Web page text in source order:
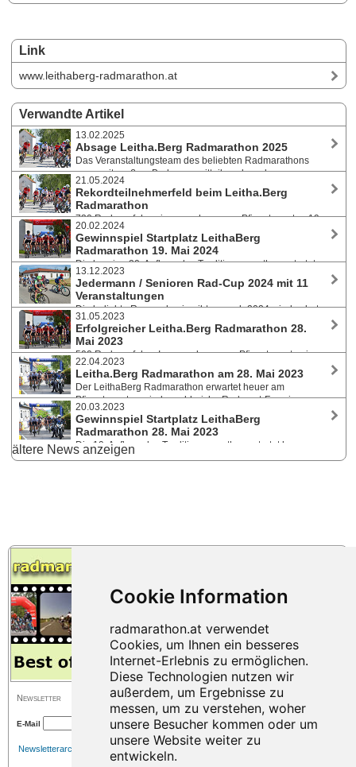
Link
www.leithaberg-radmarathon.at
Verwandte Artikel
13.02.2025
Absage Leitha.Berg Radmarathon 2025
Das Veranstaltungsteam des beliebten Radmarathons
muss mit großem Bedauern mitteilen, dass der
LEITHA.BERG-Radmarathon am 8. Juni 2025 in Breitenbrunn aufgrund
einer vor kurzem diagnostizierten schweren Erkrankung in der Familie
nicht stattfinden kann.
21.05.2024
Rekordteilnehmerfeld beim Leitha.Berg
Radmarathon
730 Radrennfahrer:innen nahmen am Pfingstsonntag 19.
Mai 2024 in Breitenbrunn am Neusiedlersee an der 20.
Jubiläumsauflage der Rundfahrt über das Leithagebirge teil. Prächtige
Wetterbedingungen und schnelle Rennen.
20.02.2024
Gewinnspiel Startplatz LeithaBerg
Radmarathon 19. Mai 2024
Die heurige 20. Auflage des Traditionsmarathons startet
wieder am Pfingstsonntag in Breitenbrunn am Neusiedlersee. Zwei
Bewerbe - Radchallenge - Einzel und Team-Wertung. Wir verlosen zwei
Startplätze für eine Gratis-Teilnahme!
13.12.2023
Jedermann / Senioren Rad-Cup 2024 mit 11
Veranstaltungen
Die beliebte Rennradserie gibt es auch 2024 wieder, hat
einen neuen Namen und bietet elf Rennen in sechs Bundesländern.
Der Auftakt zum Cup für Radbegeisterte ab 40 findet beim Leithaberg
Radmarathon am 19. Mai 2024 in Breitenbrunn am Neusiedlersee statt.
31.05.2023
Erfolgreicher Leitha.Berg Radmarathon 28.
Mai 2023
500 RadrennfahrerInnen nahmen am Pfingstsonntag in
Breitenbrunn am Neusiedlersee an der Rundfahrt über das
Leithagebirge teil. Prächtige Wetterbedingungen, schnelle Rennen und
knappe Sprintentscheidungen prägten den Radmarathon.
22.04.2023
Leitha.Berg Radmarathon am 28. Mai 2023
Der LeithaBerg Radmarathon erwartet heuer am
Pfingstsonntag wieder zahlreiche Radsport-Fans in
Breitenbrunn am Neusiedlersee. Zwei Bewerbe - Radchallenge - Slow
Motion Team-Wertung - rennradreisen.cc Master Rad-Cup. Ermäßigtes
Nenngeld bis 1. Mai. Die Gewinner der Startplatzverlosung.
20.03.2023
Gewinnspiel Startplatz LeithaBerg
Radmarathon 28. Mai 2023
Die 19. Auflage des Traditionsmarathons startet heuer
wieder am Pfingstsonntag in Breitenbrunn am Neusiedlersee. Die
ältere News anzeigen
Newsletter
E-Mail
Newsletterarchiv